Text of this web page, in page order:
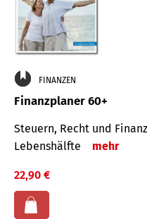
FINANZEN
Finanzplaner 60+
Steuern, Recht und
Lebenshälfte
mehr
22,90 €